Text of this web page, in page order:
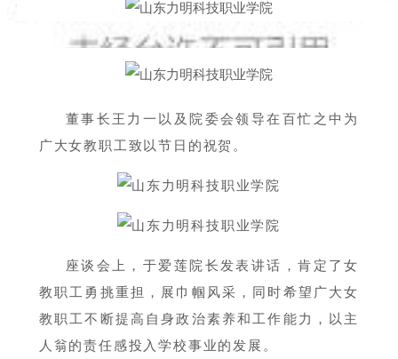
董事长王力一以及院委会领导在百忙之中为
广大女教职工致以节日的祝贺。
座谈会上，于爱莲院长发表讲话，肯定了女
教职工勇挑重担，展巾帼风采，同时希望广大女
教职工不断提高自身政治素养和工作能力，以主
人翁的责任感投入学校事业的发展。